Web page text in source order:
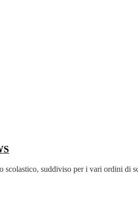
scolastico, suddiviso per i vari ordini